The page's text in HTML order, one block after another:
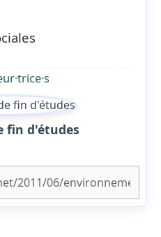
fin d'études